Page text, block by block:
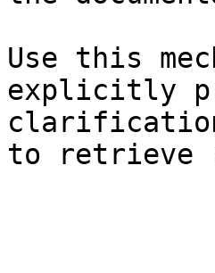
Use this
explicitly